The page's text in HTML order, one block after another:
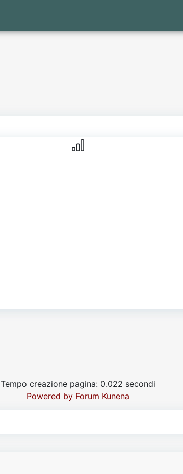
Tempo creazione pagina: 0.022 secondi
Powered by Forum Kunena